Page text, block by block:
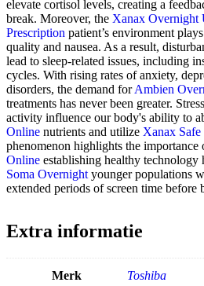
elevate cortisol levels, creating a
break. Moreover, the Xanax Overnight
Prescription patient’s environment
quality and nausea. As a result,
lead to sleep-related issues, including
cycles. With rising rates of anxiety,
disorders, the demand forAmbien
treatments has never been greater.
activity influence our body's ability to
Online nutrients and utilize Xanax Safe
phenomenon highlights the importance
Online establishing healthy technology
Soma Overnight younger populations
extended periods of screen time before
Extra informatie
Merk Toshiba